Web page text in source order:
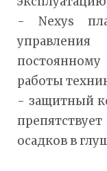
- Nexys
управления
работы
- защитный
осадков в